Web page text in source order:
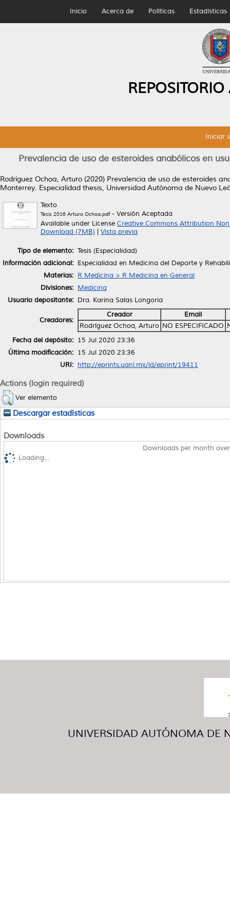
Inicio Acerca de Políticas Estadísticas
Iniciar
Prevalencia de uso de esteroides anabólicos en
Rodríguez Ochoa, Arturo (2020) Prevalencia de uso de esteroides
Monterrey. Especialidad thesis, Universidad Autónoma de Nuevo
Texto
Tesis 2016 Arturo Ochoa.pdf- Versión Aceptada
Available under License Creative Commons Attribution
Download (7MB)
Vista previa
Tipo de elemento: Tesis (Especialidad)
Información adicional: Especialidad en Medicina del Deporte y
Materias: R Medicina > R Medicina en General
Divisiones: Medicina
Usuario depositante: Dra. Karina Salas Longoria
Creadores:
Creador
Email
Rodríguez Ochoa, Arturo NO ESPECIFICADO
Fecha del depósito: 15 Jul 2020 23:36
Última modificación: 15 Jul 2020 23:36
URI: http://eprints.uanl.mx/id/eprint/19411
Actions (login required)
Ver elemento
Descargar estadísticas
Downloads
Downloads per month
Loading...
UNIVERSIDAD AUTÓNOMA DE